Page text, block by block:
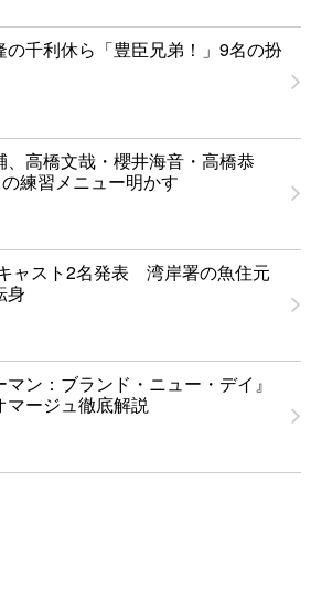
千利休ら「豊臣兄弟！」9名の扮
高橋文哉・櫻井海音・高橋恭
練習メニュー明かす
ャスト2名発表 湾岸署の魚住元
身
ン：ブランド・ニュー・デイ』
マージュ徹底解説